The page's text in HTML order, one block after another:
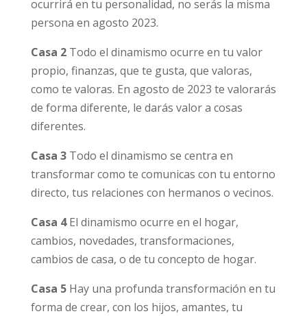
ocurrirá en tu personalidad, no serás la misma
persona en agosto 2023.
Casa 2Todo el dinamismo ocurre en tu valor
propio, finanzas, que te gusta, que valoras,
como te valoras. En agosto de 2023 te valorarás
de forma diferente, le darás valor a cosas
diferentes.
Casa 3Todo el dinamismo se centra en
transformar como te comunicas con tu entorno
directo, tus relaciones con hermanos o vecinos.
Casa 4El dinamismo ocurre en el hogar,
cambios, novedades, transformaciones,
cambios de casa, o de tu concepto de hogar.
Casa 5Hay una profunda transformación en tu
forma de crear, con los hijos, amantes, tu